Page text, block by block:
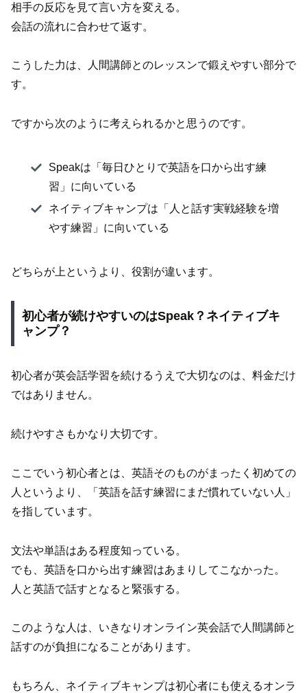
相手の反応を見て言い方を変える。
会話の流れに合わせて返す。
こうした力は、人間講師とのレッスンで鍛えやすい部分で
す。
ですから次のように考えられるかと思うのです。
Speakは「毎日ひとりで英語を口から出す練
習」に向いている
ネイティブキャンプは「人と話す実戦経験を増
やす練習」に向いている
どちらが上というより、役割が違います。
初心者が続けやすいのはSpeak？ネイティブキ
ャンプ？
初心者が英会話学習を続けるうえで大切なのは、料金だけ
ではありません。
続けやすさもかなり大切です。
ここでいう初心者とは、英語そのものがまったく初めての
人というより、「英語を話す練習にまだ慣れていない人」
を指しています。
文法や単語はある程度知っている。
でも、英語を口から出す練習はあまりしてこなかった。
人と英語で話すとなると緊張する。
このような人は、いきなりオンライン英会話で人間講師と
話すのが負担になることがあります。
もちろん、ネイティブキャンプは初心者にも使えるオンラ